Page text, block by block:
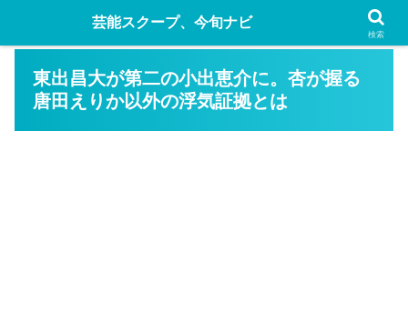
東出昌大が第二の小出恵介に。杏が握る
唐田えりか以外の浮気証拠とは
芸能スクープ、今旬ナビ
検索